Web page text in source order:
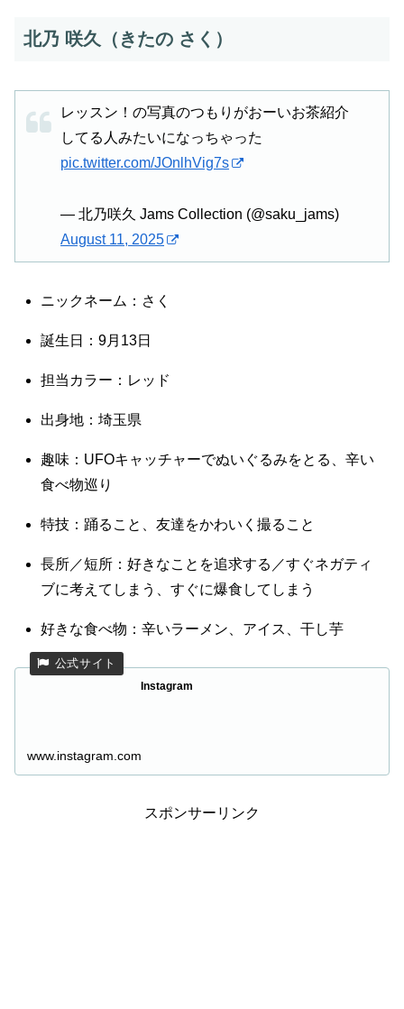
北乃 咲久（きたの さく）
レッスン！の写真のつもりがおーいお茶紹介
してる人みたいになっちゃった
pic.twitter.com/JOnlhVig7s
— 北乃咲久 Jams Collection (@saku_jams)
August 11, 2025
ニックネーム：さく
誕生日：9月13日
担当カラー：レッド
出身地：埼玉県
趣味：UFOキャッチャーでぬいぐるみをとる、辛い
食べ物巡り
特技：踊ること、友達をかわいく撮ること
長所／短所：好きなことを追求する／すぐネガティ
ブに考えてしまう、すぐに爆食してしまう
好きな食べ物：辛いラーメン、アイス、干し芋
Instagram
www.instagram.com
スポンサーリンク